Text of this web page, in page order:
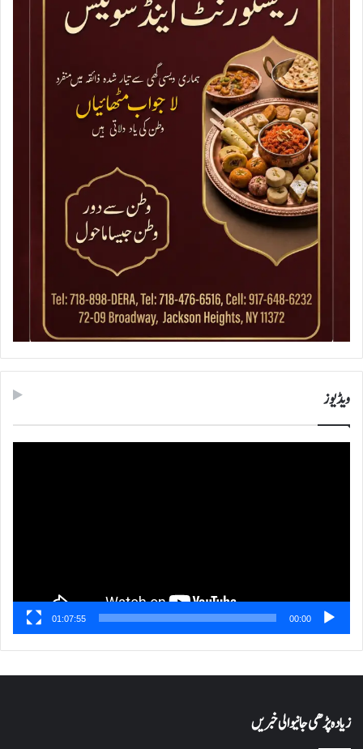
ویڈیوز
00:00
01:07:55
زیادہ پڑھی جانیوالی خبریں